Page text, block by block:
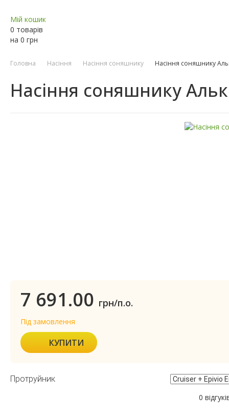
Мій кошик
0 товарів
на 0 грн
Головна Насіння Насіння соняшнику Насіння соняшнику
Насіння соняшнику
7 691.00 грн/п.о.
Під замовлення
КУПИТИ
Протруйник
0